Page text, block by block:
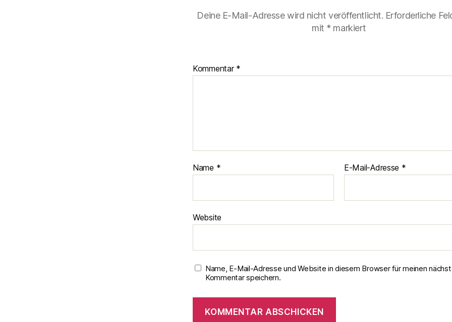
Deine E-Mail-Adresse wird nicht veröffentlicht. Erforderliche
mit * markiert
Kommentar *
Name * E-Mail-Adresse *
Website
Name, E-Mail-Adresse und Website in diesem Browser für meinen
Kommentar speichern.